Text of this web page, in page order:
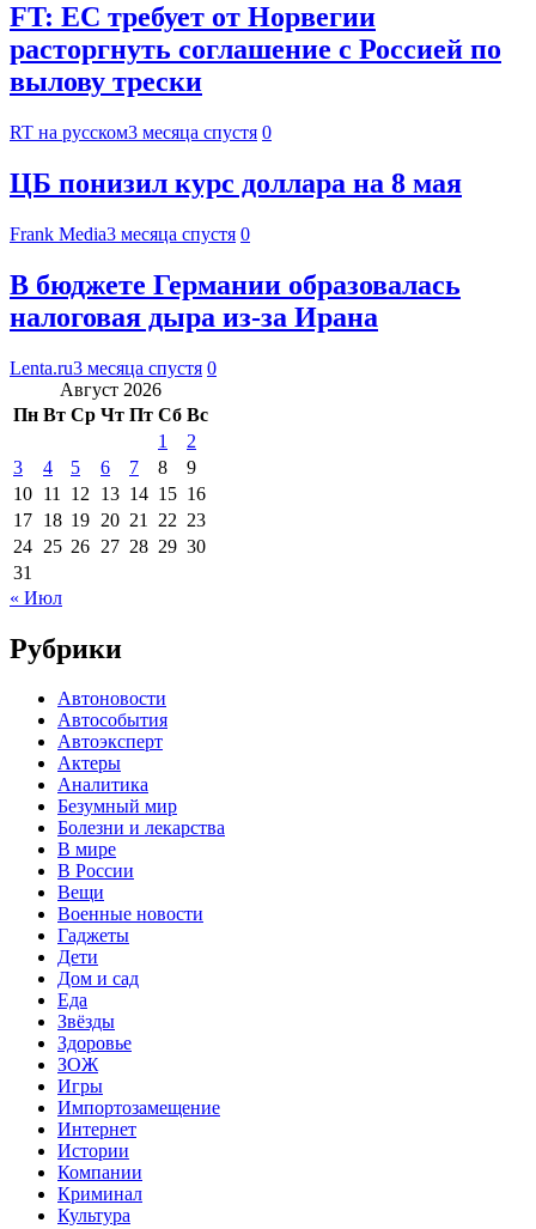
FT: ЕС требует от Норвегии
расторгнуть соглашение с Россией по
вылову трески
RT на русском3 месяца спустя 0
ЦБ понизил курс доллара на 8 мая
Frank Media3 месяца спустя 0
В бюджете Германии образовалась
налоговая дыра из-за Ирана
Lenta.ru3 месяца спустя 0
Август 2026
Пн Вт Ср Чт Пт Сб Вс
1
2
3
4 5 6 7 8
9
10 11 12 13 14 15 16
17 18 19 20 21 22 23
24 25 26 27 28 29 30
31
« Июл
Рубрики
Автоновости
Автособытия
Автоэксперт
Актеры
Аналитика
Безумный мир
Болезни и лекарства
В мире
В России
Вещи
Военные новости
Гаджеты
Дети
Дом и сад
Еда
Звёзды
Здоровье
ЗОЖ
Игры
Импортозамещение
Интернет
Истории
Компании
Криминал
Культура